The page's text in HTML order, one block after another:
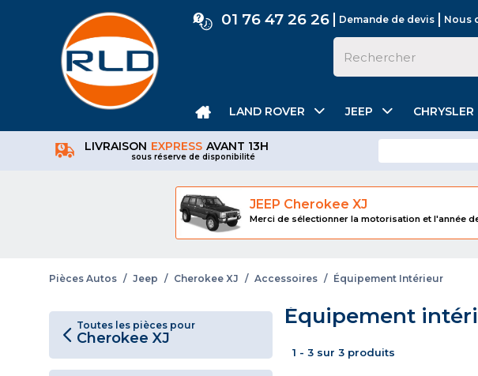
01 76 47 26 26 Demande de devis Nous
LAND ROVER JEEP CHRYSLER
LIVRAISON EXPRESS AVANT 13H
sous réserve de disponibilité
JEEP Cherokee XJ
Merci de sélectionner la motorisation et l'année
Pièces Autos / Jeep / Cherokee XJ / Accessoires / Équipement Intérieur
Toutes les pièces pour
Cherokee XJ
Équipement
1 - 3 sur 3 produits